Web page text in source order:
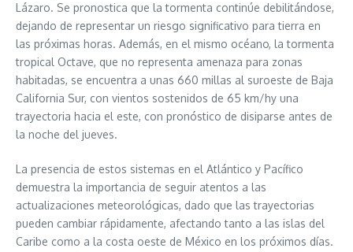
Lázaro. Se pronostica que la tormenta continúe debilitándose,
dejando de representar un riesgo significativo para tierra en
las próximas horas. Además, en el mismo océano, la tormenta
tropical Octave, que no representa amenaza para zonas
habitadas, se encuentra a unas 660 millas al suroeste de Baja
California Sur, con vientos sostenidos de 65 km/hy una
trayectoria hacia el este, con pronóstico de disiparse antes de
la noche del jueves.
La presencia de estos sistemas en el Atlántico y Pacífico
demuestra la importancia de seguir atentos a las
actualizaciones meteorológicas, dado que las trayectorias
pueden cambiar rápidamente, afectando tanto a las islas del
Caribe como a la costa oeste de México en los próximos días.